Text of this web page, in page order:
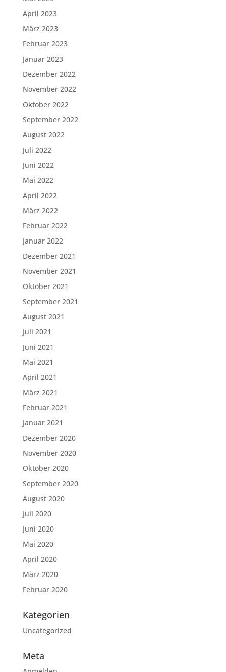
April 2023
März 2023
Februar 2023
Januar 2023
Dezember 2022
November 2022
Oktober 2022
September 2022
August 2022
Juli 2022
Juni 2022
Mai 2022
April 2022
März 2022
Februar 2022
Januar 2022
Dezember 2021
November 2021
Oktober 2021
September 2021
August 2021
Juli 2021
Juni 2021
Mai 2021
April 2021
März 2021
Februar 2021
Januar 2021
Dezember 2020
November 2020
Oktober 2020
September 2020
August 2020
Juli 2020
Juni 2020
Mai 2020
April 2020
März 2020
Februar 2020
Kategorien
Uncategorized
Meta